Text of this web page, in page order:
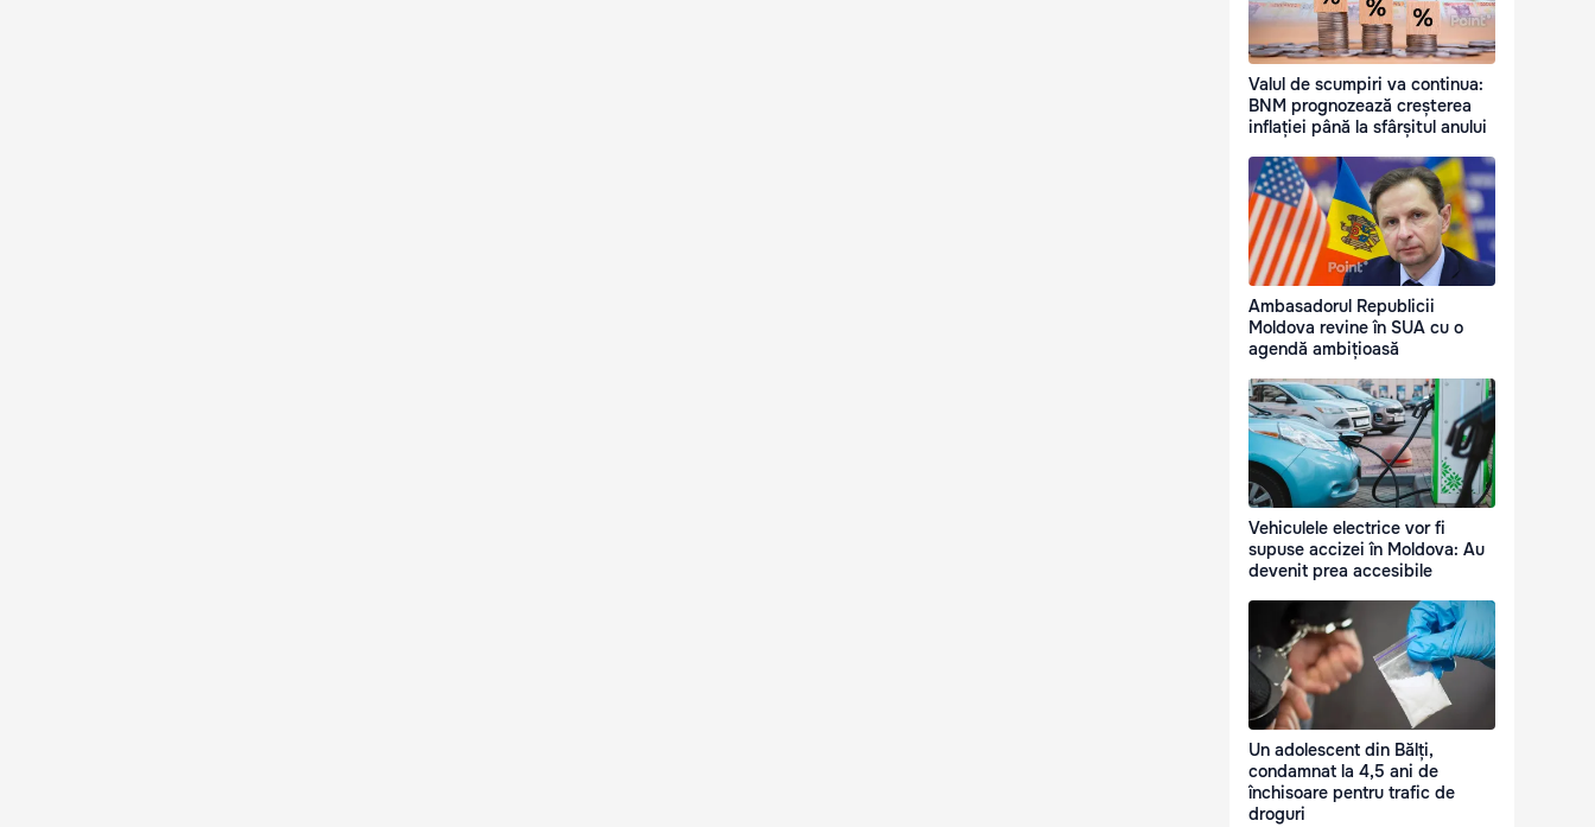
Valul de scumpiri va continua:
BNM prognozează creșterea
inflației până la sfârșitul anului
Ambasadorul Republicii
Moldova revine în SUA cu o
agendă ambițioasă
Vehiculele electrice vor fi
supuse accizei în Moldova: Au
devenit prea accesibile
Un adolescent din Bălți,
condamnat la 4,5 ani de
închisoare pentru trafic de
droguri